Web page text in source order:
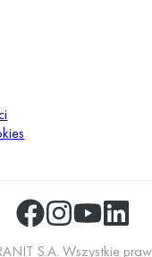
S.A. Wszystkie